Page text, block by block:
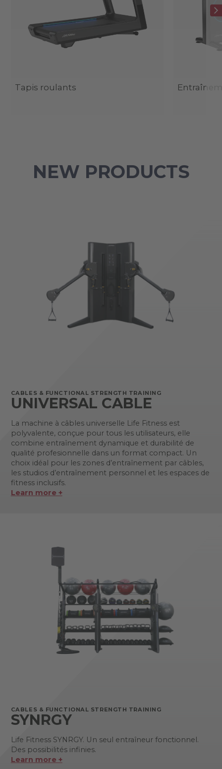
Tapis roulants
NEW PRODUCTS
CABLES & FUNCTIONAL STRENGTH TRAINING
UNIVERSAL CABLE
La machine à câbles universelle Life Fitness est
polyvalente, conçue pour tous les utilisateurs, elle
combine entraînement dynamique et durabilité de
qualité profesionnelle dans un format compact. Un
choix idéal pour les zones d’entraînement par câbles,
les studios d’entraînement personnel et les espaces de
fitness inclusifs.
Learn more +
CABLES & FUNCTIONAL STRENGTH TRAINING
SYNRGY
Life Fitness SYNRGY. Un seul entraîneur fonctionnel.
Des possibilités infinies.
Learn more +